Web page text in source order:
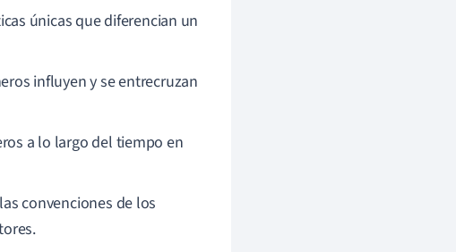
únicas que diferencian un
influyen y se entrecruzan
a lo largo del tiempo en
convenciones de los